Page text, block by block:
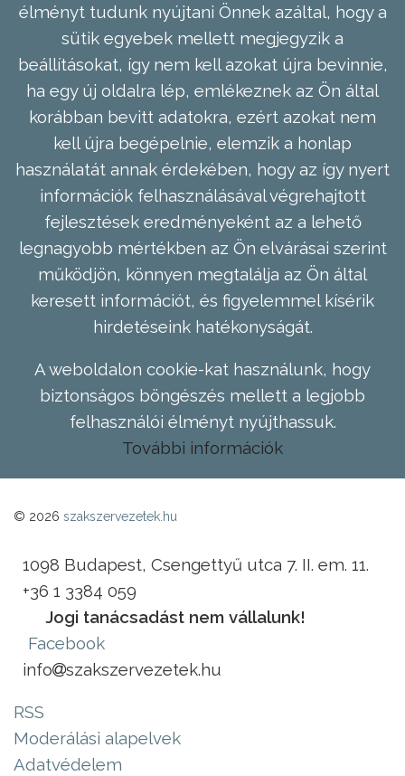
élményt tudunk nyújtani Önnek azáltal, hogy a
sütik egyebek mellett megjegyzik a
beállításokat, így nem kell azokat újra bevinnie,
ha egy új oldalra lép, emlékeznek az Ön által
korábban bevitt adatokra, ezért azokat nem
kell újra begépelnie, elemzik a honlap
használatát annak érdekében, hogy az így nyert
információk felhasználásával végrehajtott
fejlesztések eredményeként az a lehető
legnagyobb mértékben az Ön elvárásai szerint
működjön, könnyen megtalálja az Ön által
keresett információt, és figyelemmel kísérik
hirdetéseink hatékonyságát.
A weboldalon cookie-kat használunk, hogy
biztonságos böngészés mellett a legjobb
felhasználói élményt nyújthassuk.
További információk
© 2026 szakszervezetek.hu
1098 Budapest, Csengettyű utca 7. II. em. 11.
+36 1 3384 059
Jogi tanácsadást nem vállalunk!
Facebook
info
szakszervezetek.hu
RSS
Moderálási alapelvek
Adatvédelem